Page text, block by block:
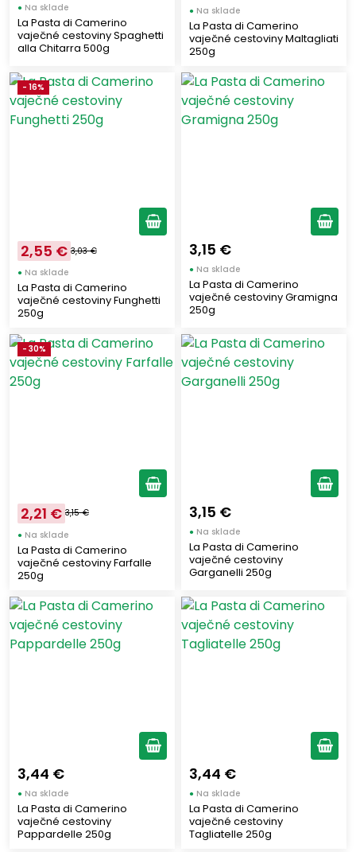
● Na sklade
La Pasta di Camerino
vaječné cestoviny Spaghetti
alla Chitarra 500g
● Na sklade
La Pasta di Camerino
vaječné cestoviny Maltagliati
250g
- 16%
2,55 € 3,03 €
● Na sklade
La Pasta di Camerino
vaječné cestoviny Funghetti
250g
3,15 €
● Na sklade
La Pasta di Camerino
vaječné cestoviny Gramigna
250g
- 30%
2,21 € 3,15 €
● Na sklade
La Pasta di Camerino
vaječné cestoviny Farfalle
250g
3,15 €
● Na sklade
La Pasta di Camerino
vaječné cestoviny
Garganelli 250g
3,44 €
● Na sklade
La Pasta di Camerino
vaječné cestoviny
Pappardelle 250g
3,44 €
● Na sklade
La Pasta di Camerino
vaječné cestoviny
Tagliatelle 250g